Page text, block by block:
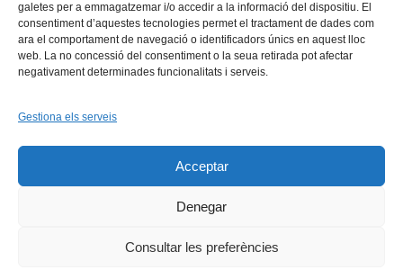
galetes per a emmagatzemar i/o accedir a la informació del dispositiu. El
consentiment d’aquestes tecnologies permet el tractament de dades com
ara el comportament de navegació o identificadors únics en aquest lloc
web. La no concessió del consentiment o la seua retirada pot afectar
negativament determinades funcionalitats i serveis.
Gestiona els serveis
Acceptar
Denegar
Consultar les preferències
Instagram
Flickr
INICI QUI SOM
PROGRAMES
DESENVOLUPAMENT SOSTENIBLE
AVÍS LEGAL
Copyright © 2026 - Xarxa Vives d'Universitats